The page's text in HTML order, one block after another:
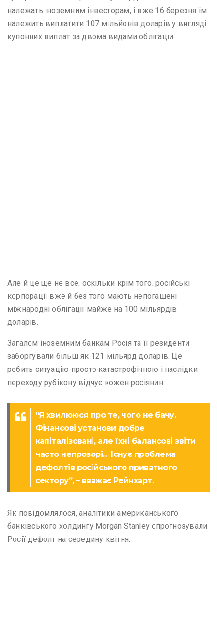
належать іноземним інвесторам, і вже 16 березня їм
належить виплатити 107 мільйонів доларів у вигляді
купонних виплат за двома видами облігацій.
Але й це ще не все, оскільки крім того, російські
корпорації вже й без того мають непогашені
міжнародні облігації майже на 100 мільярдів
доларів.
Загалом іноземним банкам Росія та її резиденти
заборгували більш як 121 мільярд доларів. Це
робить ситуацію просто катастрофічною і наслідки
переходу рубікону відчує кожен росіянин.
“Я хвилююся про те, чого не бачу.
Фінансові установи добре
капіталізовані, але їхні балансові звіти
часто непрозорі… Існує проблема
дефолтів російського приватного
сектору”, – вважає Рейнхарт.
Як повідомлялося, аналітики американського
банківського холдингу Morgan Stanley спрогнозували
Росії дефолт на середину квітня.